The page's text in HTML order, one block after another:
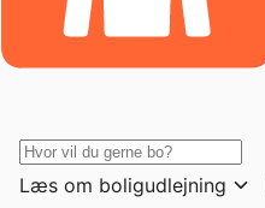
Læs om boligudlejning